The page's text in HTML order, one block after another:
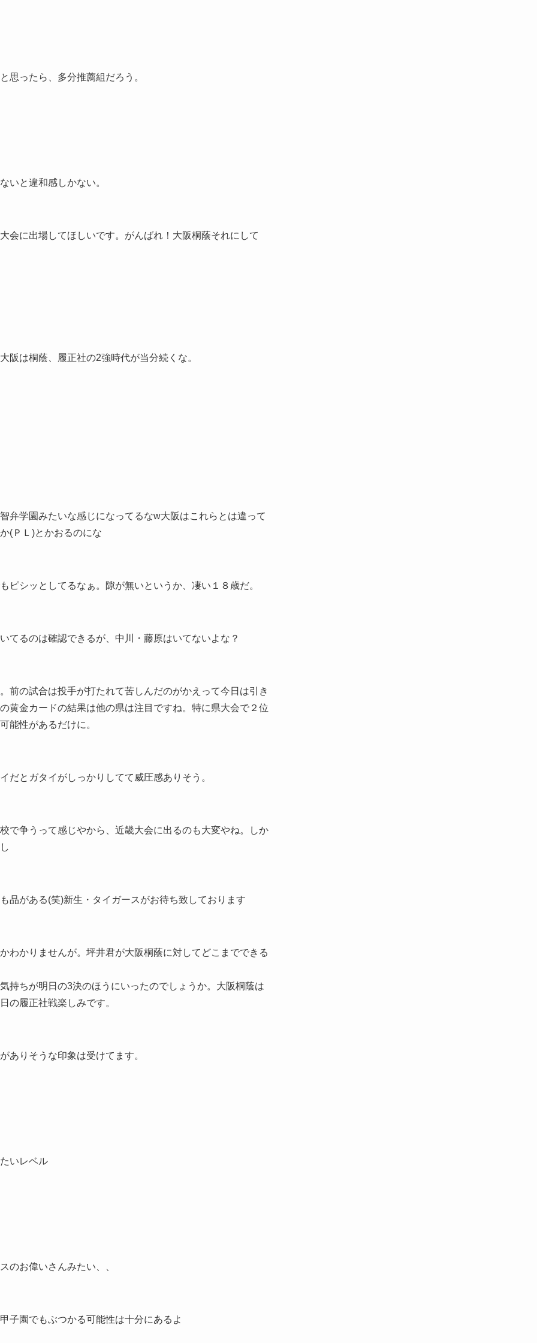
思ったら、多分推薦組だろう。
いと違和感しかない。
会に出場してほしいです。がんばれ！大阪桐蔭それにして
阪は桐蔭、履正社の2強時代が当分続くな。
弁学園みたいな感じになってるなw大阪はこれらとは違って
(ＰＬ)とかおるのにな
ピシッとしてるなぁ。隙が無いというか、凄い１８歳だ。
てるのは確認できるが、中川・藤原はいてないよな？
前の試合は投手が打たれて苦しんだのがかえって今日は引き
黄金カードの結果は他の県は注目ですね。特に県大会で２位
能性があるだけに。
だとガタイがしっかりしてて威圧感ありそう。
で争うって感じやから、近畿大会に出るのも大変やね。しか
品がある(笑)新生・タイガースがお待ち致しております
わかりませんが。坪井君が大阪桐蔭に対してどこまでできる
持ちが明日の3決のほうにいったのでしょうか。大阪桐蔭は
の履正社戦楽しみです。
ありそうな印象は受けてます。
いレベル
のお偉いさんみたい、、
子園でもぶつかる可能性は十分にあるよ